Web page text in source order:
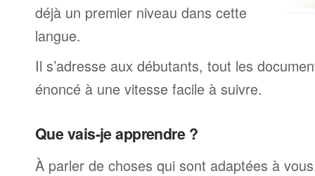
déjà un premier niveau dans cette
langue.
Il s’adresse aux débutants, tout les
énoncé à une vitesse facile à suivre.
Que vais-je apprendre ?
À parler de choses qui sont adaptées à